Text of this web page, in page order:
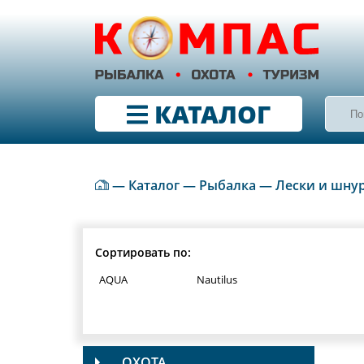
КАТАЛОГ
— Каталог— Рыбалка —Лески и
Сортировать по:
AQUA Nautilus